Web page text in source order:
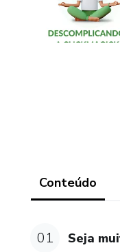
Conteúdo
01 Seja